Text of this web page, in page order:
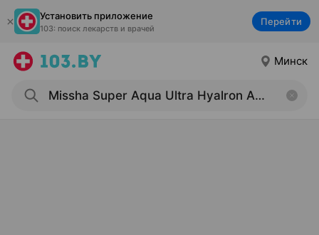
Установить приложение
103: поиск лекарств и врачей
Перейти
Минск